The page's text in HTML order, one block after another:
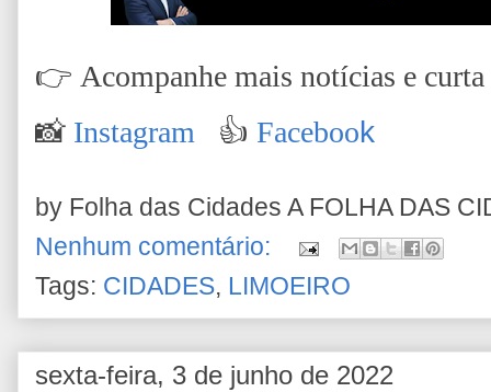
👉 Acompanhe mais notícias e curta
📸 Instagram 👍 Facebook
by Folha das Cidades A FOLHA DAS
Nenhum comentário:
Tags: CIDADES, LIMOEIRO
sexta-feira, 3 de junho de 2022